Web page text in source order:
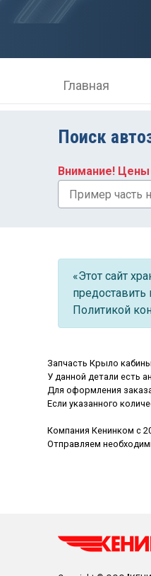
Главная
Поиск
Внимание! Цены
«Этот сайт
Политикой
Запчасть Крыло
У данной детали есть
Для оформления
Если указанного
Компания Кенинком с
Отправляем